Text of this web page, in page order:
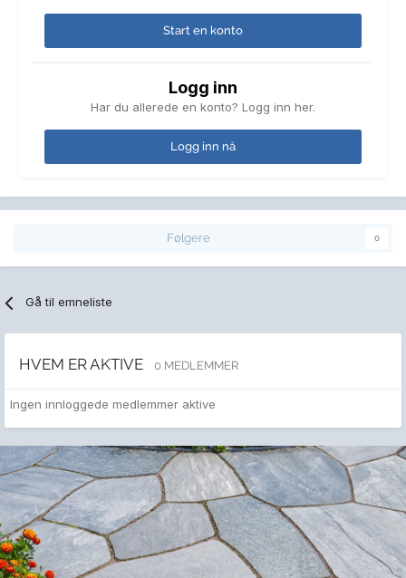
Start en konto
Logg inn
Har du allerede en konto? Logg inn her.
Logg inn nå
Følgere 0
Gå til emneliste
HVEM ER AKTIVE 0 MEDLEMMER
Ingen innloggede medlemmer aktive